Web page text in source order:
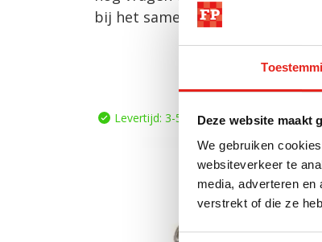
Deze website maakt
We gebruiken
websiteverkeer te
media, adverteren
verstrekt of die ze
bij het samenstellen van uw
Levertijd: 3-5 werkdagen